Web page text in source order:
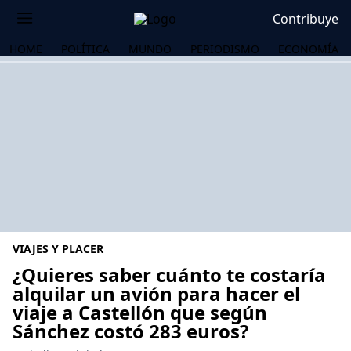
Contribuye
HOME POLÍTICA MUNDO PERIODISMO ECONOMÍA
VIAJES Y PLACER
¿Quieres saber cuánto te costaría
alquilar un avión para hacer el
viaje a Castellón que según
Sánchez costó 283 euros?